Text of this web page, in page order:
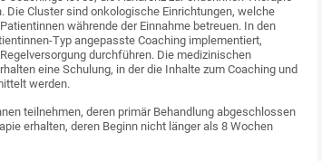
Die Cluster sind onkologische Einrichtungen, welche
währende der Einnahme betreuen. In den
Typ angepasste Coaching implementiert,
durchführen. Die medizinischen
eine Schulung, in der die Inhalte zum Coaching und
werden.
teilnehmen, deren primär Behandlung abgeschlossen
erhalten, deren Beginn nicht länger als 8 Wochen